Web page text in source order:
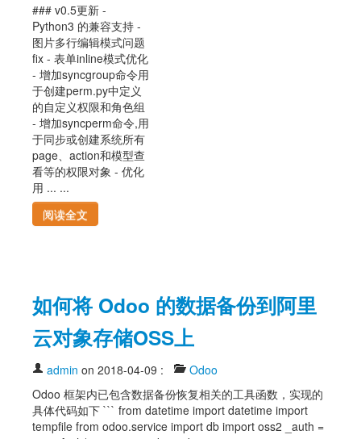
### v0.5更新 -
Python3 的兼容支持 -
图片多行编辑模式问题
fix - 表单inline模式优化
- 增加syncgroup命令用
于创建perm.py中定义
的自定义权限和角色组
- 增加syncperm命令,用
于同步或创建系统所有
page、action和模型查
看等的权限对象 - 优化
用 ... ...
阅读全文
如何将 Odoo 的数据备份到阿里
云对象存储OSS上
admin on 2018-04-09 :
Odoo
Odoo 框架内已包含数据备份恢复相关的工具函数，实现的
具体代码如下 ``` from datetime import datetime import
tempfile from odoo.service import db import oss2 _auth =